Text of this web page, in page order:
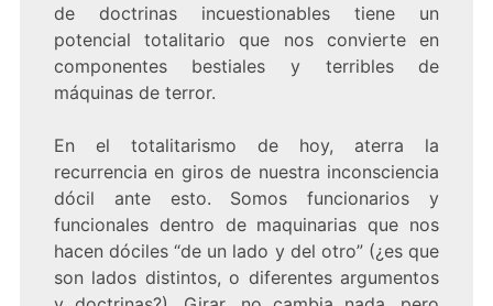
de doctrinas incuestionables tiene un
potencial totalitario que nos convierte en
componentes bestiales y terribles de
máquinas de terror.
En el totalitarismo de hoy, aterra la
recurrencia en giros de nuestra inconsciencia
dócil ante esto. Somos funcionarios y
funcionales dentro de maquinarias que nos
hacen dóciles “de un lado y del otro” (¿es que
son lados distintos, o diferentes argumentos